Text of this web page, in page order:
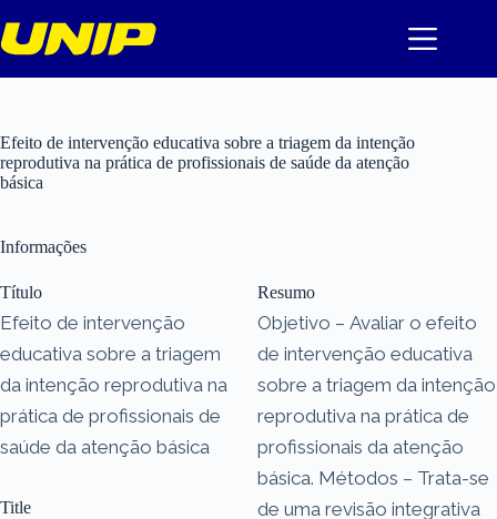
para
o
Efeito de intervenção educativa sobre a triagem da intenção
reprodutiva na prática de profissionais de saúde da atenção
básica
Informações
Título
Efeito de intervenção
educativa sobre a triagem
da intenção reprodutiva na
prática de profissionais de
saúde da atenção básica
Title
Resumo
Objetivo – Avaliar o efeito
de intervenção educativa
sobre a triagem da intenção
reprodutiva na prática de
profissionais da atenção
básica. Métodos – Trata-se
de uma revisão integrativa